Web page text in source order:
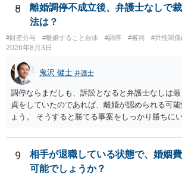
なくて賃貸借にするというのであれば，夫と義
せん。 これが法律上の話です。 「夫にこうなっ
だからお前が払えよ！と怒鳴られました。」 こ
すが，法律上は，夫と義母の間の話ですから，二
するか否かを決め，夫が義母に支払をするだけ
をしない場合に，義母がどのような選択をするか
かありません（抵当権の解除の話をしているよう
の支払を相談者に請求したとしても，法律上の
ん。変な賃貸借契約書（なぜか，賃借人が相談者
が作成されない限り，相談者に負担は生じないの
ず，請求してくるのだとすれば，そのような請
について，どのように評価するかの話になると
除は，金融機関（担保権者）の方が応じることが
ーンの支払いもしなければ，抵当権が実行され
（おそらく，建物も共同担保に入っていると思う
8
離婚調停不成立後、弁護士なしで
法は？
#財産分与 #離婚すること自体 #調停 #審判 #異性関
2026年8月3日
鬼沢 健士 弁護士
調停ならまだしも、訴訟となると弁護士なしは
貞をしていたのであれば、離婚が認められる可
ょう。 そうすると勝てる事案をしっかり勝ちに
9
相手が退職している状態で、婚姻
可能でしょうか？